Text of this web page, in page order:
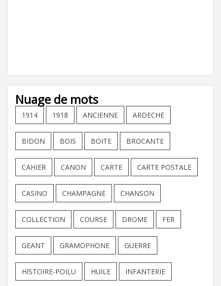
Nuage de mots
1914 1918 ANCIENNE ARDECHE
BIDON BOIS BOITE BROCANTE
CAHIER CANON CARTE CARTE POSTALE
CASINO CHAMPAGNE CHANSON
COLLECTION COURSE DROME FER
GEANT GRAMOPHONE GUERRE
HISTOIRE-POILU HUILE INFANTERIE